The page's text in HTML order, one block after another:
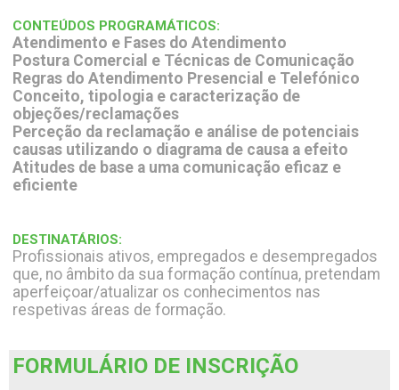
CONTEÚDOS PROGRAMÁTICOS:
Atendimento e Fases do Atendimento
Postura Comercial e Técnicas de Comunicação
Regras do Atendimento Presencial e Telefónico
Conceito, tipologia e caracterização de
objeções/reclamações
Perceção da reclamação e análise de potenciais
causas utilizando o diagrama de causa a efeito
Atitudes de base a uma comunicação eficaz e
eficiente
DESTINATÁRIOS:
Profissionais ativos, empregados e desempregados
que, no âmbito da sua formação contínua, pretendam
aperfeiçoar/atualizar os conhecimentos nas
respetivas áreas de formação.
FORMULÁRIO DE INSCRIÇÃO